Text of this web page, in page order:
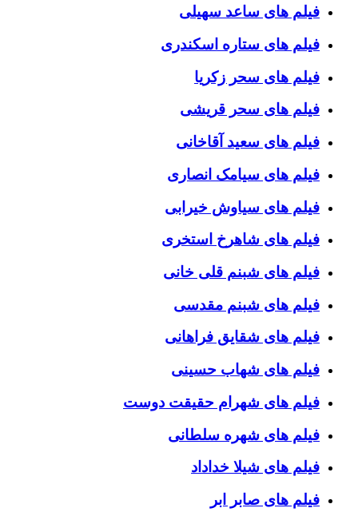
فیلم های ساعد سهیلی
فیلم های ستاره اسکندری
فیلم های سحر زکریا
فیلم های سحر قریشی
فیلم های سعید آقاخانی
فیلم های سیامک انصاری
فیلم های سیاوش خیرابی
فیلم های شاهرخ استخری
فیلم های شبنم قلی خانی
فیلم های شبنم مقدسی
فیلم های شقایق فراهانی
فیلم های شهاب حسینی
فیلم های شهرام حقیقت دوست
فیلم های شهره سلطانی
فیلم های شیلا خداداد
فیلم های صابر ابر